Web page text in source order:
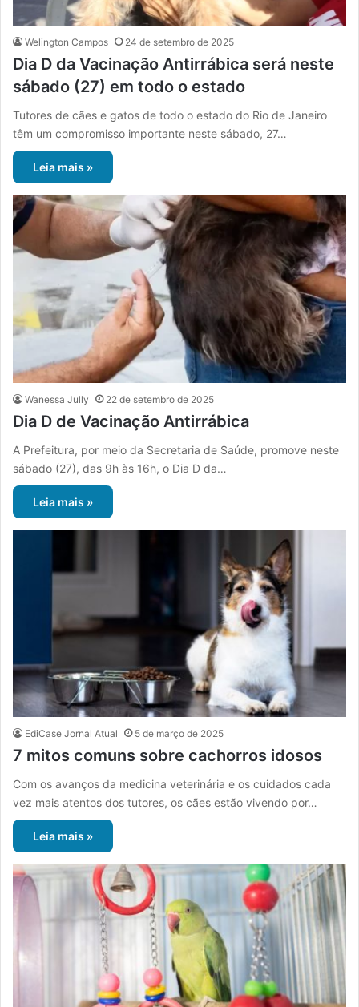
Welington Campos 24 de setembro de 2025
Dia D da Vacinação Antirrábica será neste
sábado (27) em todo o estado
Tutores de cães e gatos de todo o estado do Rio de Janeiro
têm um compromisso importante neste sábado, 27…
Leia mais »
Wanessa Jully 22 de setembro de 2025
Dia D de Vacinação Antirrábica
A Prefeitura, por meio da Secretaria de Saúde, promove neste
sábado (27), das 9h às 16h, o Dia D da…
Leia mais »
EdiCase Jornal Atual 5 de março de 2025
7 mitos comuns sobre cachorros idosos
Com os avanços da medicina veterinária e os cuidados cada
vez mais atentos dos tutores, os cães estão vivendo por…
Leia mais »